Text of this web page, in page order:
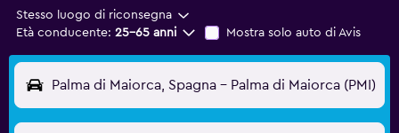
Stesso luogo di riconsegna
Età conducente: 25-65 anni Mostra solo auto di Avis
Palma di Maiorca, Spagna - Palma di Maiorca (PMI)